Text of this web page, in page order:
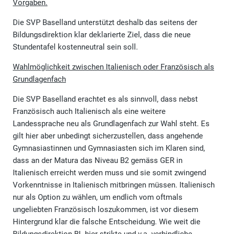
Vorgaben.
Die SVP Baselland unterstützt deshalb das seitens der
Bildungsdirektion klar deklarierte Ziel, dass die neue
Stundentafel kostenneutral sein soll.
Wahlmöglichkeit zwischen Italienisch oder Französisch als
Grundlagenfach
Die SVP Baselland erachtet es als sinnvoll, dass nebst
Französisch auch Italienisch als eine weitere
Landessprache neu als Grundlagenfach zur Wahl steht. Es
gilt hier aber unbedingt sicherzustellen, dass angehende
Gymnasiastinnen und Gymnasiasten sich im Klaren sind,
dass an der Matura das Niveau B2 gemäss GER in
Italienisch erreicht werden muss und sie somit zwingend
Vorkenntnisse in Italienisch mitbringen müssen. Italienisch
nur als Option zu wählen, um endlich vom oftmals
ungeliebten Französisch loszukommen, ist vor diesem
Hintergrund klar die falsche Entscheidung. Wie weit die